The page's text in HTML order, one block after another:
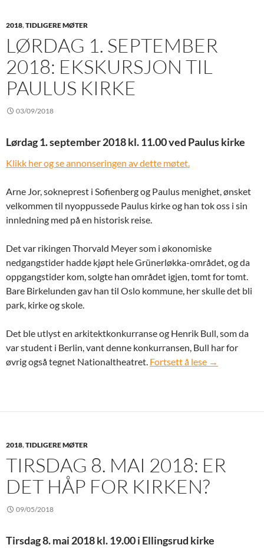
2018,TIDLIGERE MØTER
LØRDAG 1. SEPTEMBER
2018: EKSKURSJON TIL
PAULUS KIRKE
03/09/2018
Lørdag 1. september 2018 kl. 11.00 ved Paulus kirke
Klikk her og se annonseringen av dette møtet.
Arne Jor, sokneprest i Sofienberg og Paulus menighet, ønsket
velkommen til nyoppussede Paulus kirke og han tok oss i sin
innledning med på en historisk reise.
Det var rikingen Thorvald Meyer som i økonomiske
nedgangstider hadde kjøpt hele Grünerløkka-området, og da
oppgangstider kom, solgte han området igjen, tomt for tomt.
Bare Birkelunden gav han til Oslo kommune, her skulle det bli
park, kirke og skole.
Det ble utlyst en arkitektkonkurranse og Henrik Bull, som da
var student i Berlin, vant denne konkurransen, Bull har for
øvrig også tegnet Nationaltheatret. Fortsett å lese Lørdag 1.
→
2018,TIDLIGERE MØTER
TIRSDAG 8. MAI 2018: ER
DET HÅP FOR KIRKEN?
09/05/2018
Tirsdag 8. mai 2018 kl. 19.00 i Ellingsrud kirke